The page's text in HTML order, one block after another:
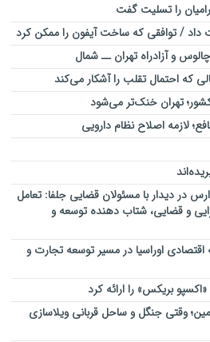
را تسلیت گفت
داد / توافقی که ساخت آیفون را ممکن کرد
و آزادراه تهران ــ شمال
تهران خنک‌تر می‌شود
لازمه اصلاح نظام دارویی
در دیدار با مسئولان قضایی جلفا: تعامل
و قضایی، شتاب‌ دهنده توسعه و
اقتصادی اوراسیا در مسیر توسعه تجارت و
بریکس» را ارائه کرد
وقتی جنگل و ساحل قربانی ویلاسازی